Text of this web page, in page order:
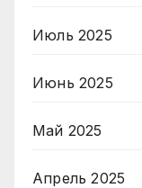
Июль 2025
Июнь 2025
Май 2025
Апрель 2025